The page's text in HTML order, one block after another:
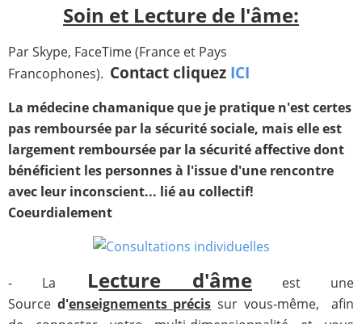
Soin et Lecture de l'âme:
Par Skype, FaceTime (France et Pays
Francophones). Contact cliquez ICI
La médecine chamanique que je pratique n'est certes
pas remboursée par la sécurité sociale, mais elle est
largement remboursée par la sécurité affective dont
bénéficient les personnes à l'issue d'une rencontre
avec leur inconscient... lié au collectif!
Coeurdialement
- La Lecture d'âme est une
Source d'enseignements précis sur vous-même, afin